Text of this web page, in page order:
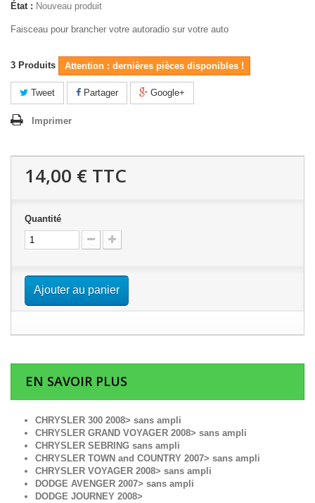
État : Nouveau produit
Faisceau pour brancher votre autoradio sur votre auto
3 Produits Attention : dernières pièces disponibles !
Tweet Partager Google+
Imprimer
14,00 € TTC
Quantité
Ajouter au panier
EN SAVOIR PLUS
CHRYSLER 300 2008> sans ampli
CHRYSLER GRAND VOYAGER 2008> sans ampli
CHRYSLER SEBRING sans ampli
CHRYSLER TOWN and COUNTRY 2007> sans ampli
CHRYSLER VOYAGER 2008> sans ampli
DODGE AVENGER 2007> sans ampli
DODGE JOURNEY 2008>